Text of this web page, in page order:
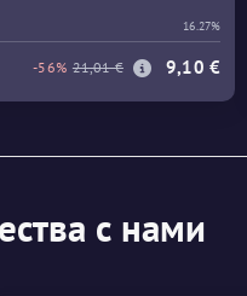
16.27%
-56% 21,01 € 9,10 €
с нами